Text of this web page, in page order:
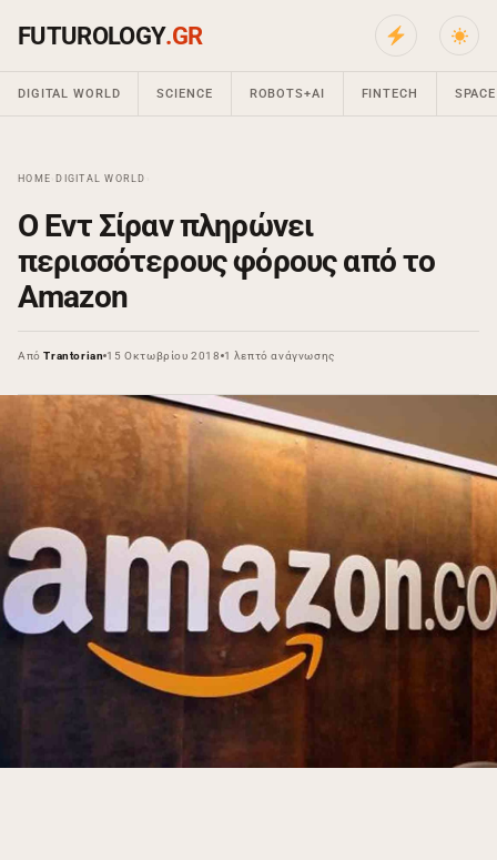
FUTUROLOGY.GR
DIGITAL WORLD SCIENCE ROBOTS+AI FINTECH SPACE
HOME DIGITAL WORLD
Ο Εντ Σίραν πληρώνει
περισσότερους φόρους από το
Amazon
ΑπόTrantorian 15 Οκτωβρίου 2018 1 λεπτό ανάγνωσης